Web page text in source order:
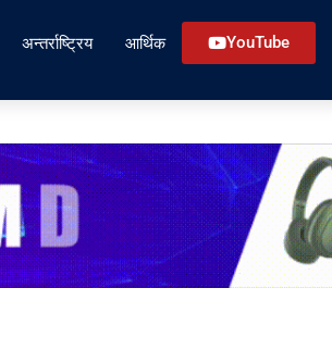
अन्तर्राष्ट्रिय आर्थिक YouTube